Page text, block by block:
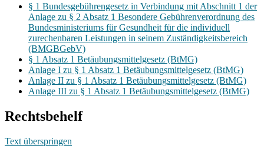
§ 1 Bundesgebührengesetz in Verbindung mit Abschnitt 1 der
Anlage zu § 2 Absatz 1 Besondere Gebührenverordnung des
Bundesministeriums für Gesundheit für die individuell
zurechenbaren Leistungen in seinem Zuständigkeitsbereich
(BMGBGebV)
§ 1 Absatz 1 Betäubungsmittelgesetz (BtMG)
Anlage I zu § 1 Absatz 1 Betäubungsmittelgesetz (BtMG)
Anlage II zu § 1 Absatz 1 Betäubungsmittelgesetz (BtMG)
Anlage III zu § 1 Absatz 1 Betäubungsmittelgesetz (BtMG)
Rechtsbehelf
Text überspringen